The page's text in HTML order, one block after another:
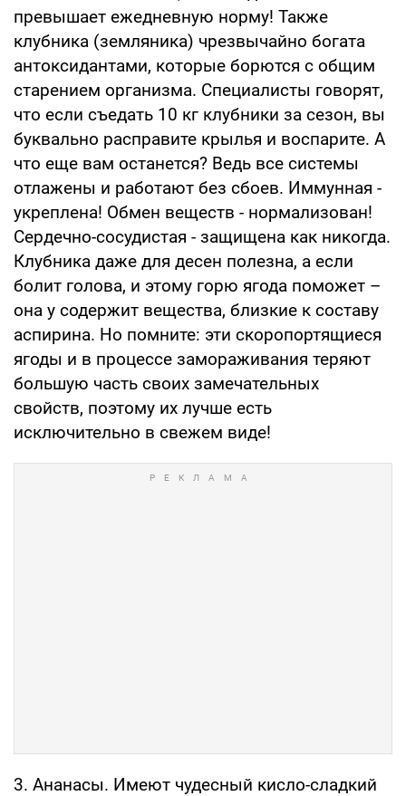
превышает ежедневную норму! Также
клубника (земляника) чрезвычайно богата
антоксидантами, которые борются с общим
старением организма. Специалисты говорят,
что если съедать 10 кг клубники за сезон, вы
буквально расправите крылья и воспарите. А
что еще вам останется? Ведь все системы
отлажены и работают без сбоев. Иммунная -
укреплена! Обмен веществ - нормализован!
Сердечно-сосудистая - защищена как никогда.
Клубника даже для десен полезна, а если
болит голова, и этому горю ягода поможет –
она у содержит вещества, близкие к составу
аспирина. Но помните: эти скоропортящиеся
ягоды и в процессе замораживания теряют
большую часть своих замечательных
свойств, поэтому их лучше есть
исключительно в свежем виде!
3. Ананасы. Имеют чудесный кисло-сладкий